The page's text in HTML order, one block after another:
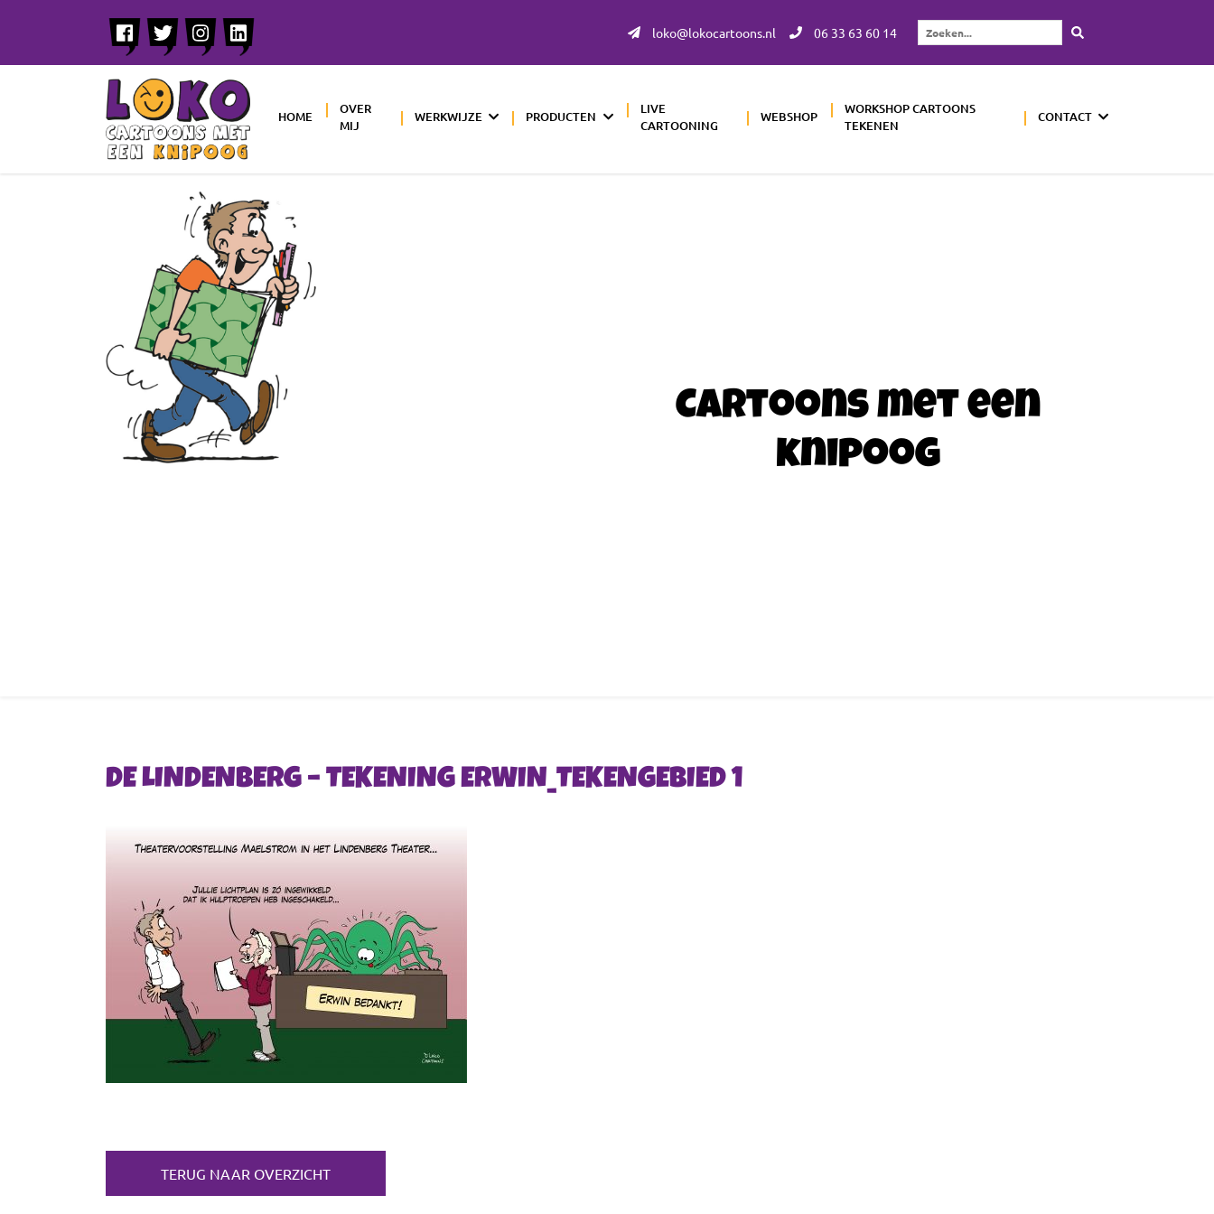
loko@lokocartoons.nl 06 33 63 60 14
Zoeken...
HOME
OVER
MIJ
WERKWIJZE PRODUCTEN
LIVE
CARTOONING
WEBSHOP
WORKSHOP CARTOONS
TEKENEN
CONTACT
Cartoons met een
knipoog
DE LINDENBERG – TEKENING ERWIN_TEKENGEBIED 1
TERUG NAAR OVERZICHT